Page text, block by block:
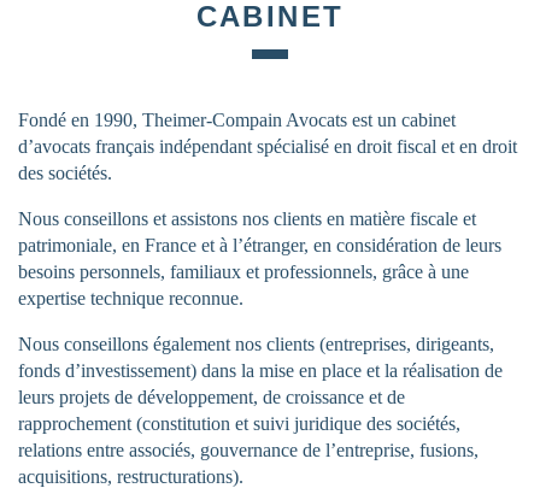
CABINET
Fondé en 1990, Theimer-Compain Avocats est un cabinet
d’avocats français indépendant spécialisé en droit fiscal et en droit
des sociétés.
Nous conseillons et assistons nos clients en matière fiscale et
patrimoniale, en France et à l’étranger, en considération de leurs
besoins personnels, familiaux et professionnels, grâce à une
expertise technique reconnue.
Nous conseillons également nos clients (entreprises, dirigeants,
fonds d’investissement) dans la mise en place et la réalisation de
leurs projets de développement, de croissance et de
rapprochement (constitution et suivi juridique des sociétés,
relations entre associés, gouvernance de l’entreprise, fusions,
acquisitions, restructurations).